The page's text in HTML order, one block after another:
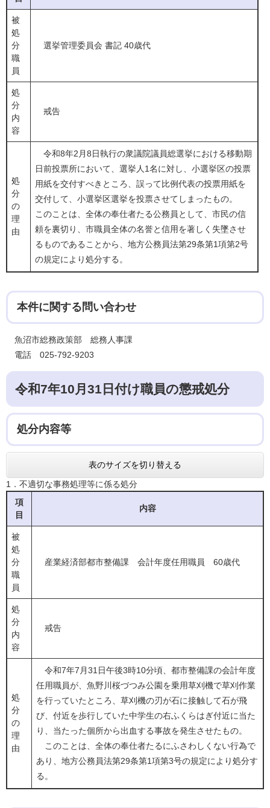
被
処
分
職
員
選挙管理委員会 書記 40歳代
処
分
内
容
戒告
処
分
の
理
由
令和8年2月8日執行の衆議院議員総選挙における移動期
日前投票所において、選挙人1名に対し、小選挙区の投票
用紙を交付すべきところ、誤って比例代表の投票用紙を
交付して、小選挙区選挙を投票させてしまったもの。
このことは、全体の奉仕者たる公務員として、市民の信
頼を裏切り、市職員全体の名誉と信用を著しく失墜させ
るものであることから、地方公務員法第29条第1項第2号
の規定により処分する。
本件に関する問い合わせ
魚沼市総務政策部 総務人事課
電話 025-792-9203
令和7年10月31日付け職員の懲戒処分
処分内容等
表のサイズを切り替える
1．不適切な事務処理等に係る処分
項
目
内容
被
処
分
職
員
産業経済部都市整備課 会計年度任用職員 60歳代
処
分
内
容
戒告
処
分
の
理
由
令和7年7月31日午後3時10分頃、都市整備課の会計年度
任用職員が、魚野川桜づつみ公園を乗用草刈機で草刈作業
を行っていたところ、草刈機の刃が石に接触して石が飛
び、付近を歩行していた中学生の右ふくらはぎ付近に当た
り、当たった個所から出血する事故を発生させたもの。
このことは、全体の奉仕者たるにふさわしくない行為で
あり、地方公務員法第29条第1項第3号の規定により処分す
る。